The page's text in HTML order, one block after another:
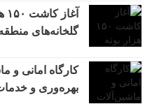
گلخانه‌های
بهره‌وری و